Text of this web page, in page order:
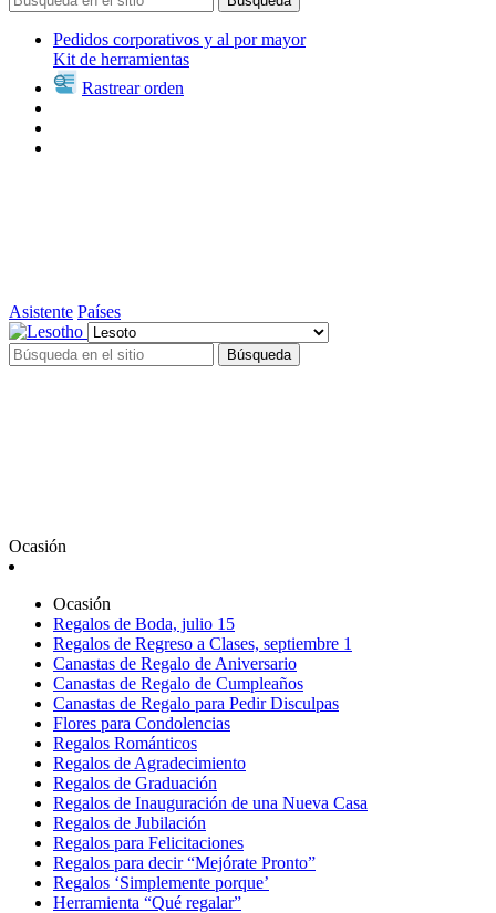
Pedidos corporativos y al por mayor
Kit de herramientas
Rastrear orden
Asistente Países
Búsqueda
Ocasión
Ocasión
Regalos de Boda, julio 15
Regalos de Regreso a Clases, septiembre 1
Canastas de Regalo de Aniversario
Canastas de Regalo de Cumpleaños
Canastas de Regalo para Pedir Disculpas
Flores para Condolencias
Regalos Románticos
Regalos de Agradecimiento
Regalos de Graduación
Regalos de Inauguración de una Nueva Casa
Regalos de Jubilación
Regalos para Felicitaciones
Regalos para decir “Mejórate Pronto”
Regalos ‘Simplemente porque’
Herramienta “Qué regalar”